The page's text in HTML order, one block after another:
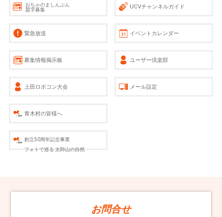
おちゃのましんぶん
題字募集
UCVチャンネルガイド
緊急放送 イベントカレンダー
募集情報掲示板 ユーザー倶楽部
上田ロボコン大会 メール設定
青木村の皆様へ
創立50周年記念事業
フォトで巡る 太郎山の自然
お問合せ